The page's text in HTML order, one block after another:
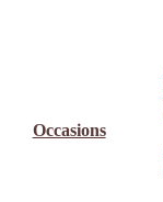
Occasions